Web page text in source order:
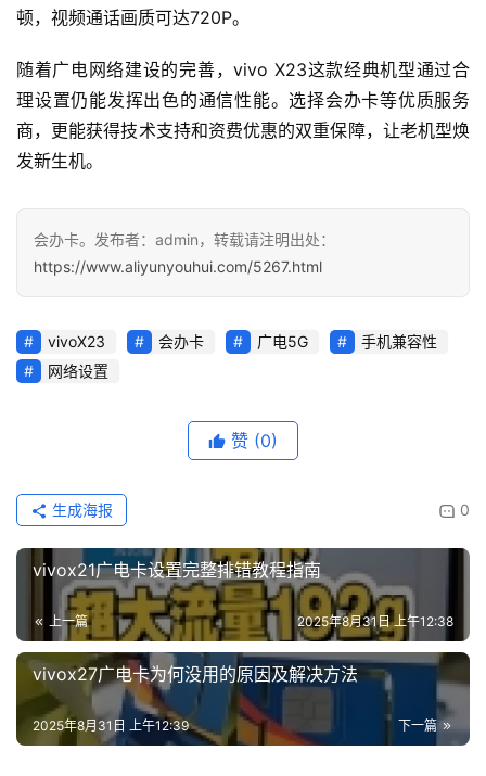
顿，视频通话画质可达720P。
随着广电网络建设的完善，vivo X23这款经典机型通过合
理设置仍能发挥出色的通信性能。选择会办卡等优质服务
商，更能获得技术支持和资费优惠的双重保障，让老机型焕
发新生机。
会办卡。发布者：admin，转载请注明出处：
https://www.aliyunyouhui.com/5267.html
vivoX23 会办卡 广电5G
手机兼容性
网络设置
赞 (0)
0
生成海报
vivox21广电卡设置完整排错教程指南
上一篇 2025年8月31日 上午12:38
vivox27广电卡为何没用的原因及解决方法
下一篇
2025年8月31日 上午12:39